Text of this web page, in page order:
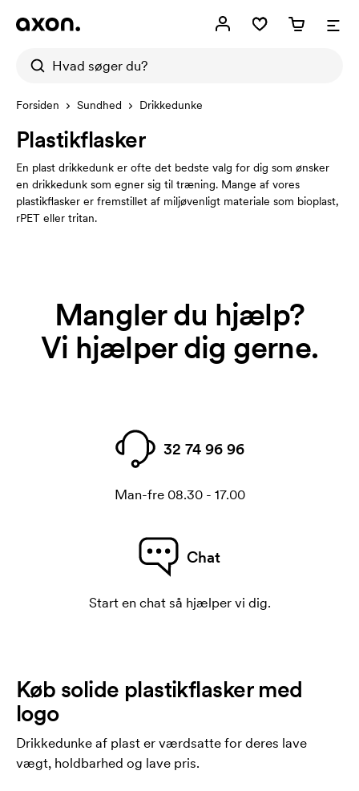
Forsiden Sundhed Drikkedunke
Plastikflasker
En plast drikkedunk er ofte det bedste valg for dig som ønsker
en drikkedunk som egner sig til træning. Mange af vores
plastikflasker er fremstillet af miljøvenligt materiale som bioplast,
rPET eller tritan.
Mangler du hjælp?
Vi hjælper dig gerne.
32 74 96 96
Man-fre 08.30 - 17.00
Chat
Start en chat så hjælper vi dig.
Køb solide plastikflasker med
logo
Drikkedunke af plast er værdsatte for deres lave
vægt, holdbarhed og lave pris.